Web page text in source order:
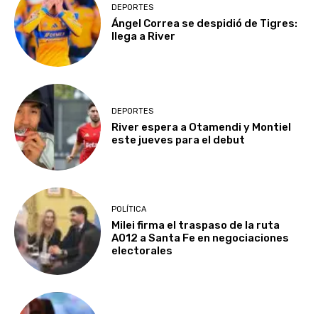
DEPORTES
Ángel Correa se despidió de Tigres:
llega a River
DEPORTES
River espera a Otamendi y Montiel
este jueves para el debut
POLÍTICA
Milei firma el traspaso de la ruta
A012 a Santa Fe en negociaciones
electorales